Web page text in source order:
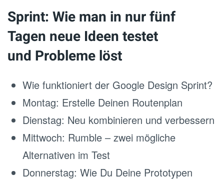
Sprint: Wie man in nur fünf
Tagen neue Ideen testet
und Probleme löst
Wie funktioniert der Google Design Sprint?
Montag: Erstelle Deinen Routenplan
Dienstag: Neu kombinieren und verbessern
Mittwoch: Rumble – zwei mögliche
Alternativen im Test
Donnerstag: Wie Du Deine Prototypen